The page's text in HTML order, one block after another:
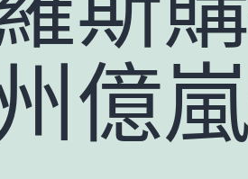
億